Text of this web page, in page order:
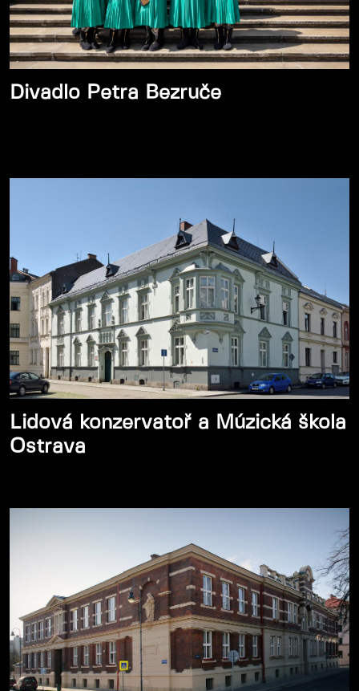
Divadlo Petra Bezruče
Lidová konzervatoř a Múzická škola
Ostrava